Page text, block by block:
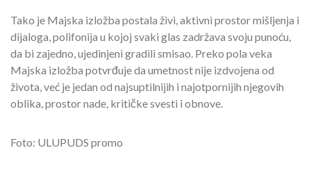
Tako je Majska izložba postala živi, aktivni prostor mišljenja i
dijaloga, polifonija u kojoj svaki glas zadržava svoju punoću,
da bi zajedno, ujedinjeni gradili smisao. Preko pola veka
Majska izložba potvrđuje da umetnost nije izdvojena od
života, već je jedan od najsuptilnijih i najotpornijih njegovih
oblika, prostor nade, kritičke svesti i obnove.
Foto: ULUPUDS promo